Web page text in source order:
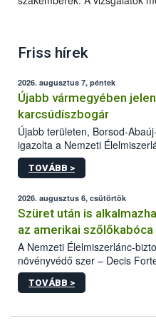
Friss hírek
2026. augusztus 7, péntek
Újabb vármegyében
karcsúdíszbogár
Újabb területen, Borsod-
igazolta a Nemzeti
kőrisrontó karcsúdíszbogár
kártevőt nem csak
az intenzív felderítést,
hatósággal is összehangolják
TOVÁBB >
2026. augusztus 6, csütörtök
Szüret után is
az amerikai szőlőkabóca
A Nemzeti Élelmiszerlánc-
növényvédő szer – Decis
engedélyokiratát módosította,
egészen a vesszőérettség
érésű szőlőkben is legyen
TOVÁBB >